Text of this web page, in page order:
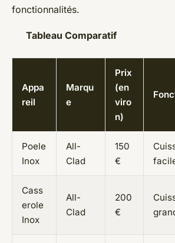
fonctionnalités.
Tableau Comparatif
Appa
reil
Marqu
e
Prix
(en
viro
n)
Poele
Inox
All-
Clad
150
€
Cass
erole
Inox
All-
Clad
200
€